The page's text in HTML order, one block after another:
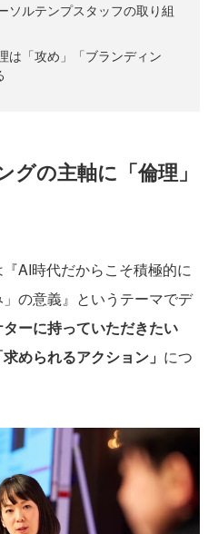
ソルテンプスタッフの取り組
は「攻め」「ブランディン
の主軸に「倫理」
AI時代だからこそ積極的に
の意義』というテーマでデ
ターに持っていただきたい
められるアクション」 につ